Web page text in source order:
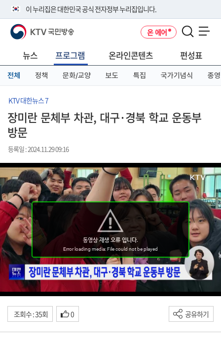
이 누리집은 대한민국 공식 전자정부 누리집입니다.
공식 누리집 주소 확인하기
니다.
이밖에 or.kr 또는 .kr등 다른 도메인 주소를 사용하고 있다면 아래 URL에
서 도메인 주소를 확인해 보세요
KTV 국민방송 온 에어
뉴스 프로그램 온라인콘텐츠 편성표
전체 정책 문화/교양 보도 특집 국가기념식 종영
KTV 대한뉴스 7
장미란 문체부 차관, 대구·경북 학교 운동부
방문
등록일 : 2024.11.29 09:16
조회수 : 35회 0 공유하기